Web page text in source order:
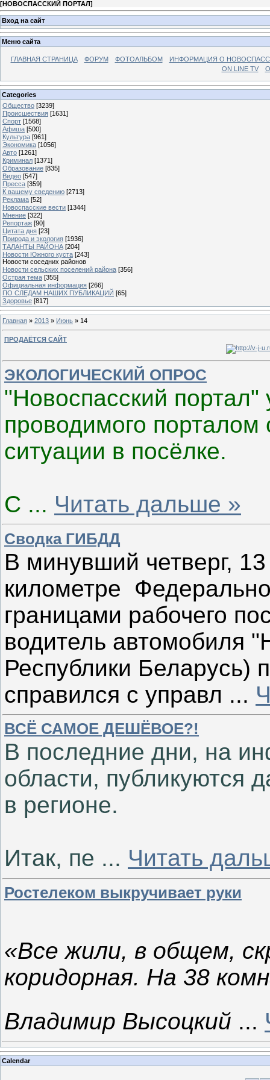
[НОВОСПАССКИЙ ПОРТАЛ]
Вход на сайт
Меню сайта
ГЛАВНАЯ СТРАНИЦА ФОРУМ ФОТОАЛЬБОМ
ИНФОРМАЦИЯ О
ON LINE TV
Categories
Общество [3239]
Происшествия [1631]
Спорт [1568]
Афиша [500]
Культура [961]
Экономика [1056]
Авто [1261]
Криминал [1371]
Образование [835]
Видео [547]
Пресса [359]
К вашему сведению [2713]
Реклама [52]
Новоспасские вести [1344]
Мнение [322]
Репортаж [90]
Цитата дня [23]
Природа и экология [1936]
ТАЛАНТЫ РАЙОНА [204]
Новости Южного куста [243]
Новости соседних районов
Новости сельских поселений района [356]
Острая тема [355]
Официальная информация [266]
ПО СЛЕДАМ НАШИХ ПУБЛИКАЦИЙ [65]
Здоровье [817]
Главная » 2013 » Июнь » 14
ПРОДАЁТСЯ САЙТ
ЭКОЛОГИЧЕСКИЙ ОПРОС
"Новоспасский
проводимого порталом
ситуации в посёлке.
С ... Читать дальше »
Сводка ГИБДД
В минувший четверг,
километре
границами рабочего
водитель автомобиля
Республики Беларусь)
справился с управл ...
ВСЁ САМОЕ ДЕШЁВОЕ?!
В последние дни, на
области, публикуются
в регионе.
Итак, пе ... Читать
Ростелеком выкручивает руки
«Все жили, в общем,
коридорная. На 38
Владимир Высоцкий ...
Calendar